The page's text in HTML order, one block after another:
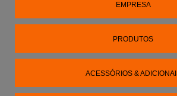
EMPRESA
PRODUTOS
ACESSÓRIOS &